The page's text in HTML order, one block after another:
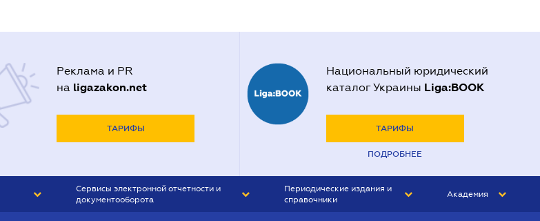
Реклама и PR
на ligazakon.net
ТАРИФЫ
Национальный юридический
каталог Украины Liga:BOOK
ТАРИФЫ
ПОДРОБНЕЕ
Сервисы электронной отчетности и
документооборота
Периодические издания и
справочники
Академия